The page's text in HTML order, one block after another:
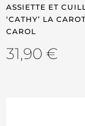
ASSIETTE ET
‘CATHY’ LA
CAROL
31,90 €